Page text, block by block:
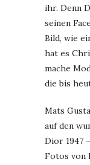
ihr. Denn
seinen
Bild, wie
hat es
mache
die bis
Mats
auf den
Dior 1947
Fotos von